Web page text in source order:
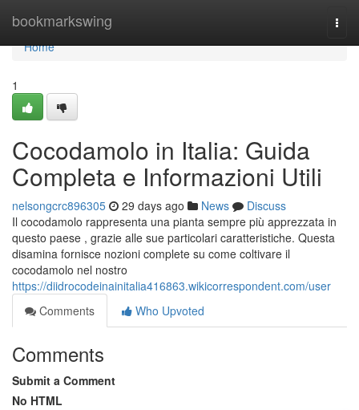
bookmarkswing
Home
Home
1
Cocodamolo in Italia: Guida
Completa e Informazioni Utili
nelsongcrc896305 29 days ago News
Discuss
Il cocodamolo rappresenta una pianta sempre più apprezzata in
questo paese , grazie alle sue particolari caratteristiche. Questa
disamina fornisce nozioni complete su come coltivare il
cocodamolo nel nostro
https://diidrocodeinainitalia416863.wikicorrespondent.com/user
Comments
Who Upvoted
Comments
Submit a Comment
No HTML